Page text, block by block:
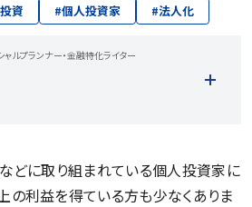
資 #個人投資家 #法人化
ルプランナー・金融特化ライター
どに取り組まれている個人投資家に
の利益を得ている方も少なくありま